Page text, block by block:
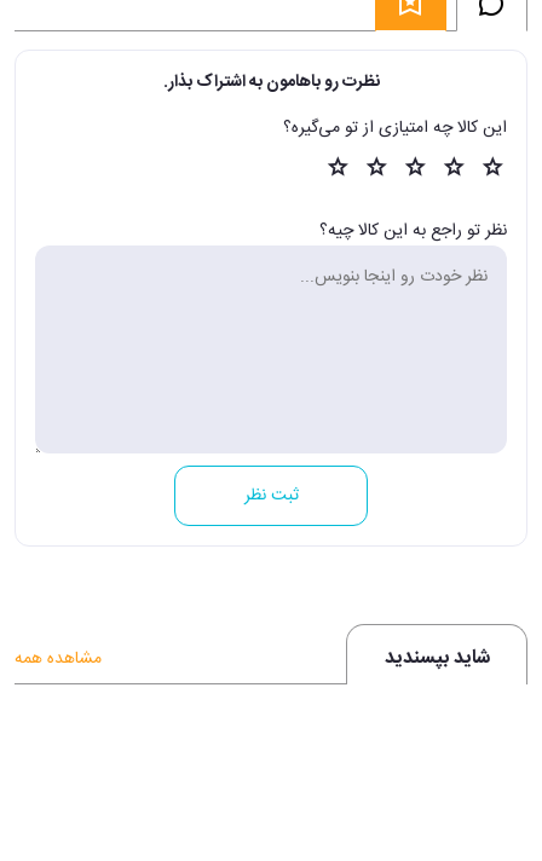
نظرت رو باهامون به اشتراک بذار.
این کالا چه امتیازی از تو می‌گیره؟
نظر تو راجع به این کالا چیه؟
ثبت نظر
شاید بپسندید مشاهده همه